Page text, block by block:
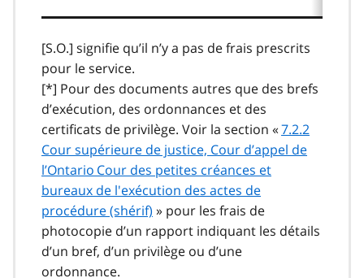
[S.O.] signifie qu’il n’y a pas de frais prescrits
pour le service.
[*] Pour des documents autres que des brefs
d’exécution, des ordonnances et des
certificats de privilège. Voir la section «7.2.2
Cour supérieure de justice, Cour d’appel de
l’Ontario Cour des petites créances et
bureaux de l'exécution des actes de
procédure (shérif) » pour les frais de
photocopie d’un rapport indiquant les détails
d’un bref, d’un privilège ou d’une
ordonnance.